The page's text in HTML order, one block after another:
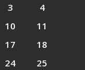
3
4
10
11
17
18
24 25